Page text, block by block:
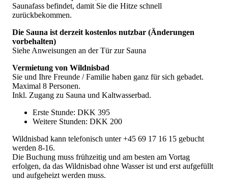
Saunafass befindet, damit Sie die Hitze schnell
zurückbekommen.
Die Sauna ist derzeit kostenlos nutzbar (Änderungen
vorbehalten)
Siehe Anweisungen an der Tür zur Sauna
Vermietung von Wildnisbad
Sie und Ihre Freunde / Familie haben ganz für sich gebadet.
Maximal 8 Personen.
Inkl. Zugang zu Sauna und Kaltwasserbad.
Erste Stunde: DKK 395
Weitere Stunden: DKK 200
Wildnisbad kann telefonisch unter +45 69 17 16 15 gebucht
werden 8-16.
Die Buchung muss frühzeitig und am besten am Vortag
erfolgen, da das Wildnisbad ohne Wasser ist und erst aufgefüllt
und aufgeheizt werden muss.